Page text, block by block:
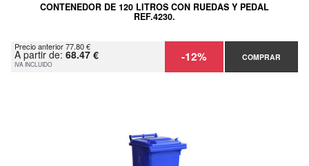
CONTENEDOR DE 120 LITROS CON RUEDAS Y PEDAL
REF.4230.
Precio anterior 77.80 €
A partir de: 68.47 €
IVA INCLUIDO -12% COMPRAR